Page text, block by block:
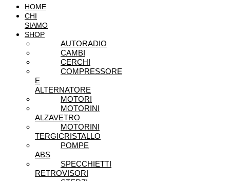
HOME
CHI
SIAMO
SHOP
AUTORADIO
CAMBI
CERCHI
COMPRESSORE
E
ALTERNATORE
MOTORI
MOTORINI
ALZAVETRO
MOTORINI
TERGICRISTALLO
POMPE
ABS
SPECCHIETTI
RETROVISORI